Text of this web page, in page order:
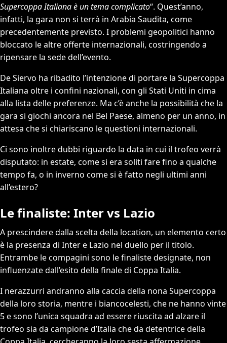
Supercoppa Italiana è un tema complicato“. Quest’anno,
infatti, la gara non si terrà in Arabia Saudita, come
precedentemente previsto. I problemi geopolitici hanno
bloccato le altre offerte internazionali, costringendo a
ripensare la sede dell’evento.
De Siervo ha ribadito l’intenzione di portare la Supercoppa
Italiana oltre i confini nazionali, con gli Stati Uniti in cima
alla lista delle preferenze. Ma c’è anche la possibilità che la
gara si giochi ancora nel Bel Paese, almeno per un anno, in
attesa che si chiariscano le questioni internazionali.
Ci sono inoltre dubbi riguardo la data in cui il trofeo verrà
disputato: in estate, come si era soliti fare fino a qualche
tempo fa, o in inverno come si è fatto negli ultimi anni
all’estero?
Le finaliste: Inter vs Lazio
A prescindere dalla scelta della location, un elemento certo
è la presenza di Inter e Lazio nel duello per il titolo.
Entrambe le compagini sono le finaliste designate, non
influenzate dall’esito della finale di Coppa Italia.
I nerazzurri andranno alla caccia della nona Supercoppa
della loro storia, mentre i biancocelesti, che ne hanno vinte
5 e sono l’unica squadra ad essere riuscita ad alzare il
trofeo sia da campione d’Italia che da detentrice della